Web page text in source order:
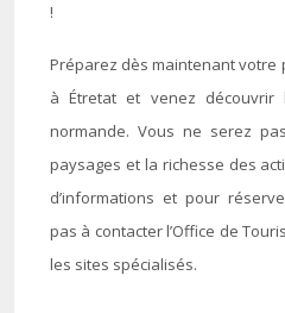
!
Préparez dès maintenant votre
à Étretat et venez
normande. Vous ne serez
paysages et la richesse des
d’informations et pour
pas à contacter l’Office de
les sites spécialisés.